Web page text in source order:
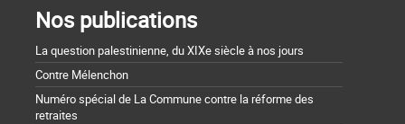
Nos publications
La question palestinienne, du XIXe siècle à nos jours
Contre Mélenchon
Numéro spécial de La Commune contre la réforme des
retraites